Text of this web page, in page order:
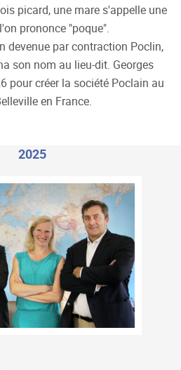
picard, une mare s'appelle une
prononce "poque".
devenue par contraction Poclin,
son nom au lieu-dit. Georges
pour créer la société Poclain au
en France.
2025